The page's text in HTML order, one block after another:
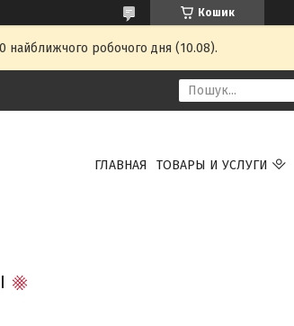
Кошик
найближчого робочого дня (10.08).
ГЛАВНАЯ ТОВАРЫ И УСЛУГИ